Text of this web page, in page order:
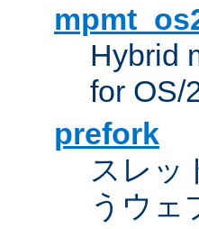
Hybrid
for OS/
prefork
スレッ
うウェ